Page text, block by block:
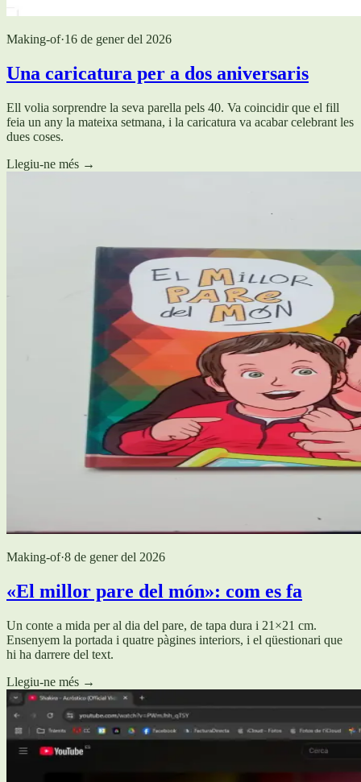
Making-of·16 de gener del 2026
Una caricatura per a dos aniversaris
Ell volia sorprendre la seva parella pels 40. Va coincidir que el fill
feia un any la mateixa setmana, i la caricatura va acabar celebrant les
dues coses.
Llegiu-ne més →
Making-of·8 de gener del 2026
«El millor pare del món»: com es fa
Un conte a mida per al dia del pare, de tapa dura i 21×21 cm.
Ensenyem la portada i quatre pàgines interiors, i el qüestionari que
hi ha darrere del text.
Llegiu-ne més →